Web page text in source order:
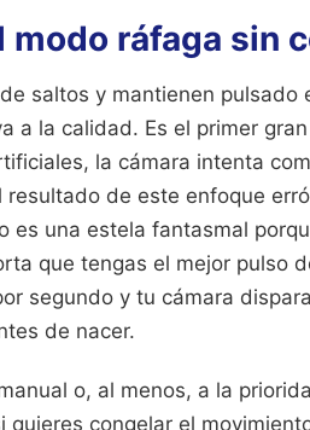
ráfaga sin
saltos y mantienen pulsado
a la calidad. Es el primer
la cámara intenta
de este enfoque
es una estela fantasmal
que tengas el mejor pulso
segundo y tu cámara
de nacer.
o, al menos, a la
congelar el